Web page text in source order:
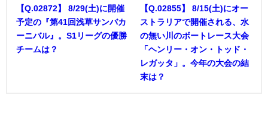
【Q.02872】 8/29(土)に開催
予定の『第41回浅草サンバカ
ーニバル』。S1リーグの優勝
チームは？
【Q.02855】 8/15(土)にオー
ストラリアで開催される、水
の無い川のボートレース大会
「ヘンリー・オン・トッド・
レガッタ」。今年の大会の結
末は？